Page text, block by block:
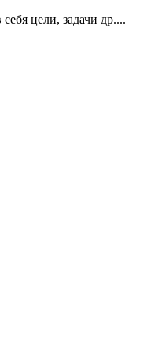
цели, задачи др....